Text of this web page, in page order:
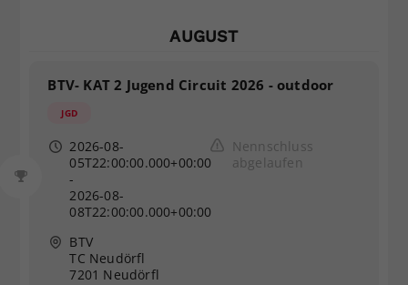
AUGUST
BTV- KAT 2 Jugend Circuit 2026 - outdoor
JGD
2026-08-
05T22:00:00.000+00:00
-
2026-08-
08T22:00:00.000+00:00
Nennschluss
abgelaufen
BTV
TC Neudörfl
7201 Neudörfl
Zweck
Einstellungen. Unter anderem eine
historische Speicherung Ihrer